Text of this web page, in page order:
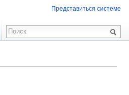
Представиться системе